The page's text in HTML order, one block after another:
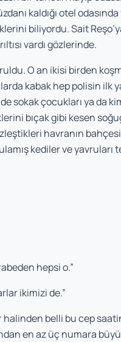
kaldığı otel odasında
biliyordu. Sait
vardı gözlerinde.
O an ikisi birden
kabak hep polisin ilk
sokak çocukları ya da
bıçak gibi kesen
havranın
kediler ve yavruları
hepsi o.”
ikimizi de.”
halinden belli bu cep
en az üç numara